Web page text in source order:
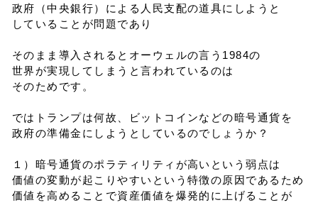
政府（中央銀行）による人民支配の道具にしようと
していることが問題であり
そのまま導入されるとオーウェルの言う1984の
世界が実現してしまうと言われているのは
そのためです。
ではトランプは何故、ビットコインなどの暗号通貨を
政府の準備金にしようとしているのでしょうか？
１）暗号通貨のポラティリティが高いという弱点は
価値の変動が起こりやすいという特徴の原因であるため
価値を高めることで資産価値を爆発的に上げることが